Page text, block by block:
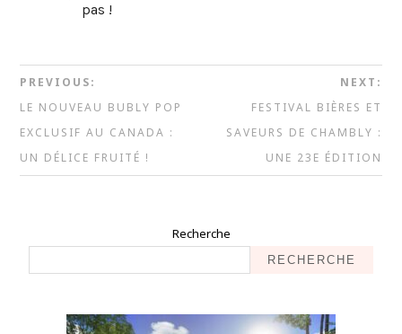
pas !
PREVIOUS:
LE NOUVEAU BUBLY POP
EXCLUSIF AU CANADA :
UN DÉLICE FRUITÉ !
NEXT:
FESTIVAL BIÈRES ET
SAVEURS DE CHAMBLY :
UNE 23E ÉDITION
Recherche
RECHERCHE